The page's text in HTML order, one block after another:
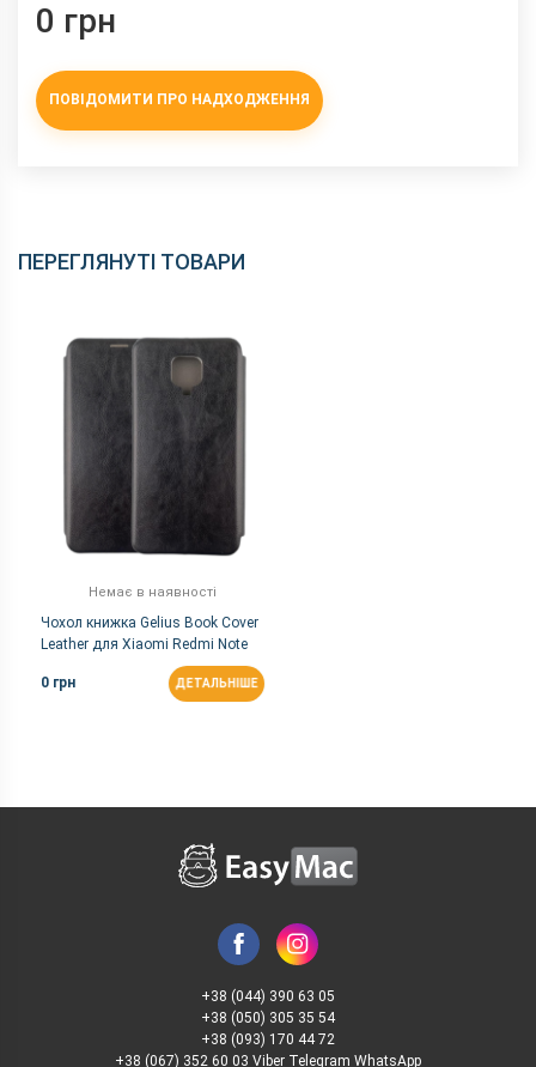
0 грн
ПОВІДОМИТИ ПРО НАДХОДЖЕННЯ
ПЕРЕГЛЯНУТІ ТОВАРИ
Немає в наявності
Чохол книжка Gelius Book Cover
Leather для Xiaomi Redmi Note
9S/Note 9 Pro (Black)
0 грн
ДЕТАЛЬНІШЕ
+38 (044) 390 63 05
+38 (050) 305 35 54
+38 (093) 170 44 72
+38 (067) 352 60 03 Viber Telegram WhatsApp